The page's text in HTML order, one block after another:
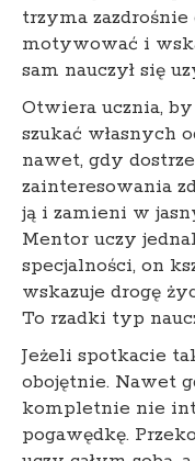
trzyma
motywować i
sam nauczył się
Otwiera ucznia,
szukać własnych
nawet, gdy
zainteresowania
ją i zamieni w
Mentor uczy
specjalności, on
wskazuje drogę
To rzadki typ
Jeżeli spotkacie
obojętnie. Nawet
kompletnie nie
pogawędkę.